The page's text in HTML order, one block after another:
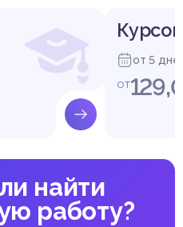
от 5
от
найти
работу?